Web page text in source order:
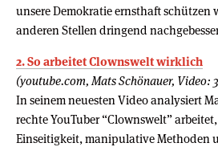
unsere Demokratie ernsthaft schützen
anderen Stellen dringend
2. So arbeitet Clownswelt wirklich
(youtube.com, Mats Schönauer, Video:
In seinem neuesten Video analysiert
rechte YouTuber “Clownswelt”
Einseitigkeit, manipulative Methoden